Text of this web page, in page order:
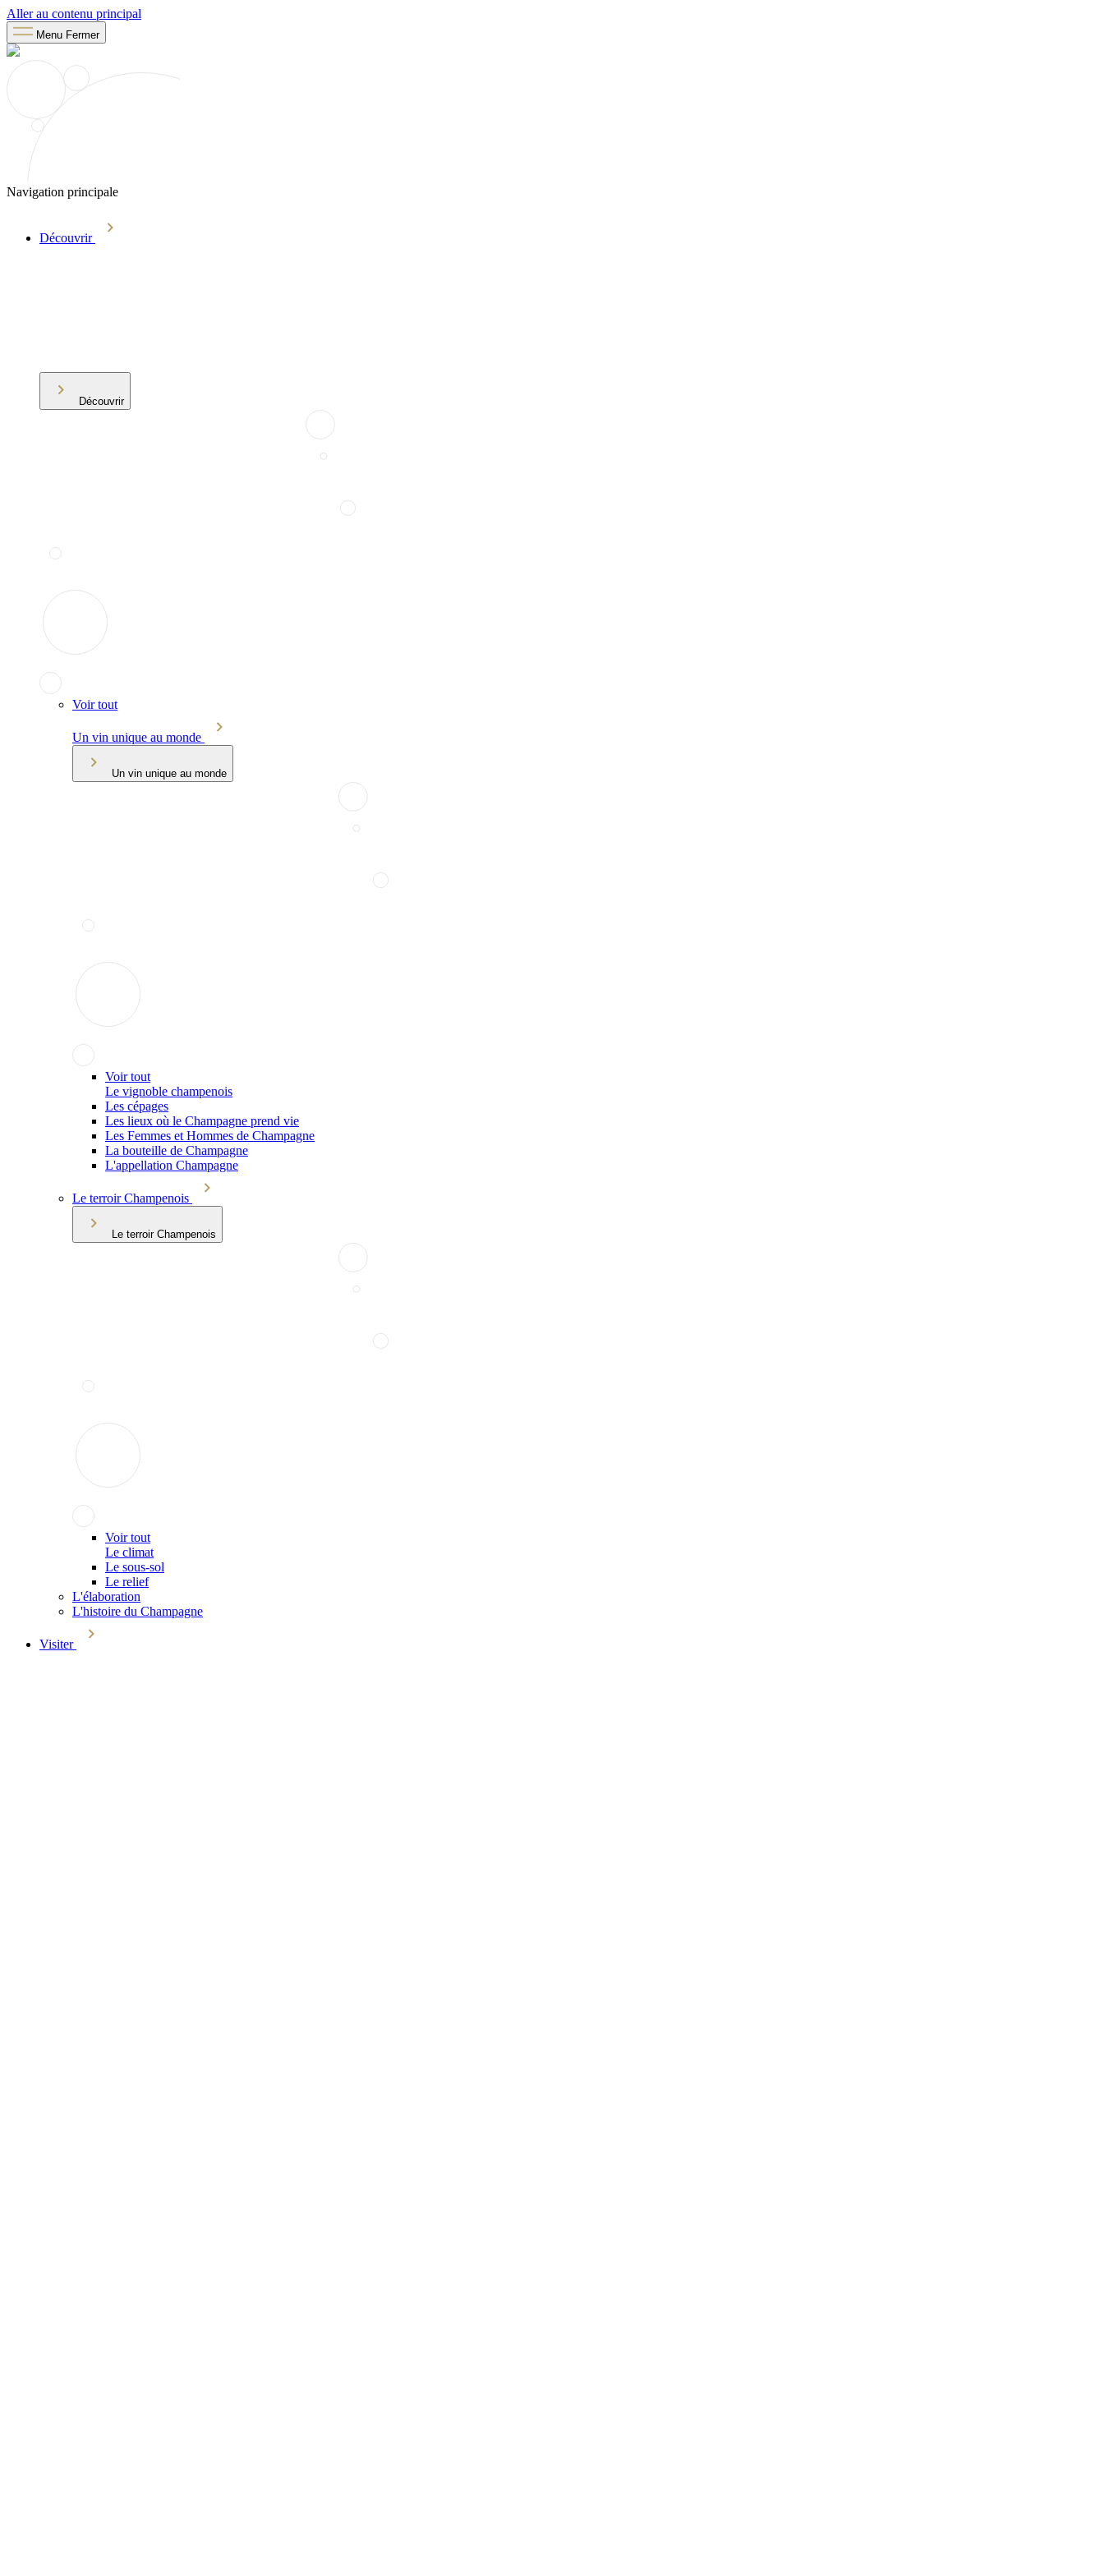
Aller au contenu principal
Menu Fermer
Navigation principale
Découvrir
Découvrir
Voir tout
Un vin unique au monde
Un vin unique au monde
Voir tout
Le vignoble champenois
Les cépages
Les lieux où le Champagne prend vie
Les Femmes et Hommes de Champagne
La bouteille de Champagne
L'appellation Champagne
Le terroir Champenois
Le terroir Champenois
Voir tout
Le climat
Le sous-sol
Le relief
L'élaboration
L'histoire du Champagne
Visiter